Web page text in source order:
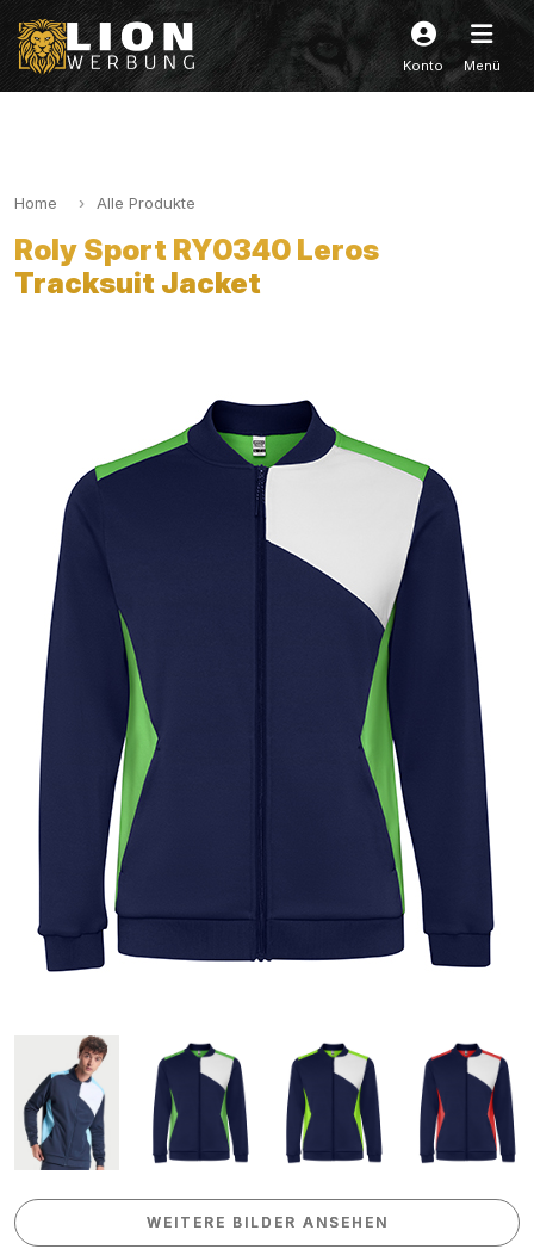
Konto Menü
Home Alle Produkte
Roly Sport RY0340 Leros
Tracksuit Jacket
WEITERE BILDER ANSEHEN
WEITERE BILDER ANSEHEN